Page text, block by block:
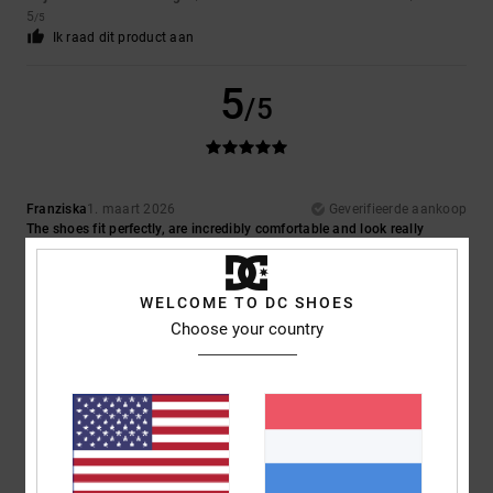
5/5
Ik raad dit product aan
5/5
Franziska1. maart 2026
Geverifieerde aankoop
The shoes fit perfectly, are incredibly comfortable and look really
stylish too. I’d definitely recommend them, and the value for money is
Materiaal: 5
Ik raad dit product aan
Andreas13. februari 2026
WELCOME TO DC SHOES
Choose your country